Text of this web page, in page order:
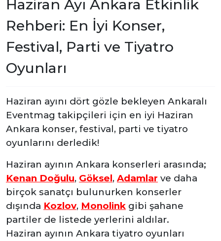
Haziran Ayı Ankara Etkinlik
Rehberi: En İyi Konser,
Festival, Parti ve Tiyatro
Oyunları
Haziran ayını dört gözle bekleyen Ankaralı
Eventmag takipçileri için en iyi Haziran
Ankara konser, festival, parti ve tiyatro
oyunlarını derledik!
Haziran ayının Ankara konserleri arasında;
Kenan Doğulu, Göksel, Adamlar ve daha
birçok sanatçı bulunurken konserler
dışında Kozlov, Monolink gibi şahane
partiler de listede yerlerini aldılar.
Haziran ayının Ankara tiyatro oyunları